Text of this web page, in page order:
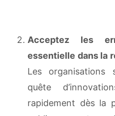
Acceptez les
essentielle dans la
Les organisations
quête
rapidement dès la